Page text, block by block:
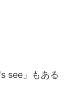
see」もある